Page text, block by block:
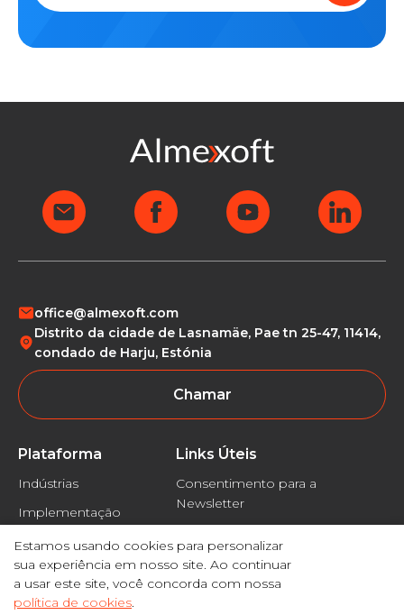
office@almexoft.com
Distrito da cidade de Lasnamäe, Pae tn 25-47, 11414,
condado de Harju, Estónia
Chamar
Plataforma
Indústrias
Implementação
Links Úteis
Consentimento para a
Newsletter
Isenção de
responsabilidade
Estamos usando cookies para personalizar
sua experiência em nosso site. Ao continuar
a usar este site, você concorda com nossa
política de cookies.